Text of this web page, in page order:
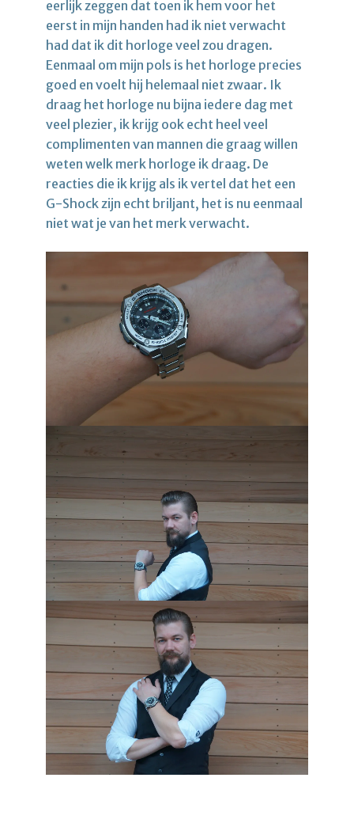
eerlijk zeggen dat toen ik hem voor het
eerst in mijn handen had ik niet verwacht
had dat ik dit horloge veel zou dragen.
Eenmaal om mijn pols is het horloge precies
goed en voelt hij helemaal niet zwaar. Ik
draag het horloge nu bijna iedere dag met
veel plezier, ik krijg ook echt heel veel
complimenten van mannen die graag willen
weten welk merk horloge ik draag. De
reacties die ik krijg als ik vertel dat het een
G-Shock zijn echt briljant, het is nu eenmaal
niet wat je van het merk verwacht.